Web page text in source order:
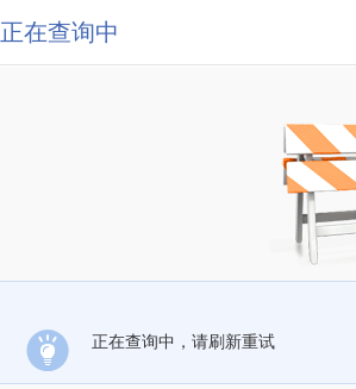
正在查询中
正在查询中，请刷新重试